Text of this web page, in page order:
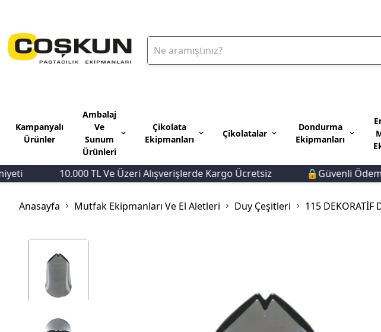
Kampanyalı
Ürünler
Ambalaj
Ve
Sunum
Ürünleri
Çikolata
Ekipmanları
Çikolatalar
Dondurma
Ekipmanları
10.000 TL Ve Üzeri Alışverişlerde Kargo Ücretsiz 🔒Güvenli Ödeme
Anasayfa Mutfak Ekipmanları Ve El Aletleri Duy Çeşitleri 115 DEKORATİF